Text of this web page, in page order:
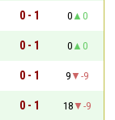
0 - 1 0
0
0 - 1 0
0
0 - 1 9
-9
0 - 1 18
-9